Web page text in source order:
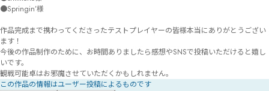
●Springin’様
作品完成まで携わってくださったテストプレイヤーの皆様本当にありがとうござい
ます！
今後の作品制作のために、お時間ありましたら感想やSNSで投稿いただけると嬉し
いです。
観戦可能卓はお邪魔させていただくかもしれません。
この作品の情報はユーザー投稿によるものです